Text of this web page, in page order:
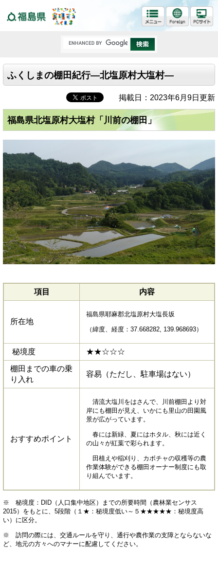
ふくしまの棚田紀行―北塩原村大塩村―
掲載日：2023年6月9日更新
福島県北塩原村大塩村「川前の棚田」
項目 内容
所在地
福島県耶麻郡北塩原村大塩長坂
（緯度、経度：37.668282, 139.968693）
秘境度 ★★☆☆☆
棚田までの車の乗
り入れ
容易（ただし、駐車場はない）
おすすめポイント
清流大塩川をはさんで、川前棚田より対
岸にも棚田が見え、いかにも里山の田園風
景が広がっています。
春には新緑、夏にはホタル、秋には近く
の山々が紅葉で彩られます。
田植えや稲刈り、カボチャの収穫等の農
作業体験ができる棚田オーナー制度にも取
り組んでいます。
※ 秘境度：DID（人口集中地区）までの所要時間（農林業センサス
2015）をもとに、5段階（１★：秘境度低い～５★★★★★：秘境度高
い）に区分。
※ 訪問の際には、交通ルールを守り、通行や農作業の支障とならないな
ど、地元の方々へのマナーに配慮してください。